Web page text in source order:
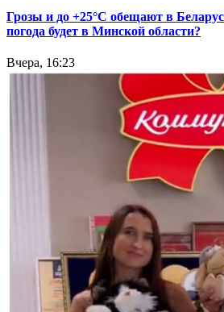
Грозы и до +25°С обещают в
погода будет в Минской области?
Вчера, 16:23